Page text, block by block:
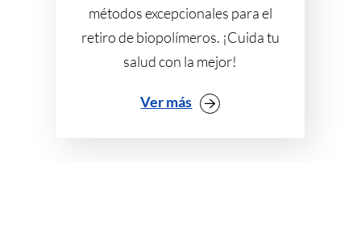
métodos excepcionales para el
retiro de biopolímeros. ¡Cuida tu
salud con la mejor!
Ver más